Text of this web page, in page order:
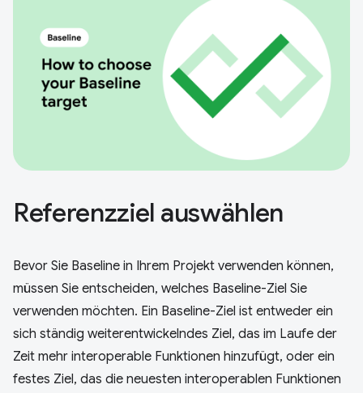
Referenzziel auswählen
Bevor Sie Baseline in Ihrem Projekt verwenden können,
müssen Sie entscheiden, welches Baseline-Ziel Sie
verwenden möchten. Ein Baseline-Ziel ist entweder ein
sich ständig weiterentwickelndes Ziel, das im Laufe der
Zeit mehr interoperable Funktionen hinzufügt, oder ein
festes Ziel, das die neuesten interoperablen Funktionen